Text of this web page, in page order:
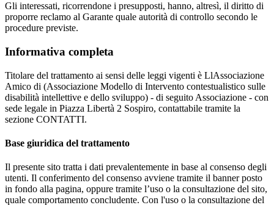
Gli interessati, ricorrendone i presupposti, hanno, altresì, il diritto di
proporre reclamo al Garante quale autorità di controllo secondo le
procedure previste.
Informativa completa
Titolare del trattamento ai sensi delle leggi vigenti è LlAssociazione
Amico di (Associazione Modello di Intervento contestualistico sulle
disabilità intellettive e dello sviluppo) - di seguito Associazione - con
sede legale in Piazza Libertà 2 Sospiro, contattabile tramite la
sezione CONTATTI.
Base giuridica del trattamento
Il presente sito tratta i dati prevalentemente in base al consenso degli
utenti. Il conferimento del consenso avviene tramite il banner posto
in fondo alla pagina, oppure tramite l’uso o la consultazione del sito,
quale comportamento concludente. Con l'uso o la consultazione del